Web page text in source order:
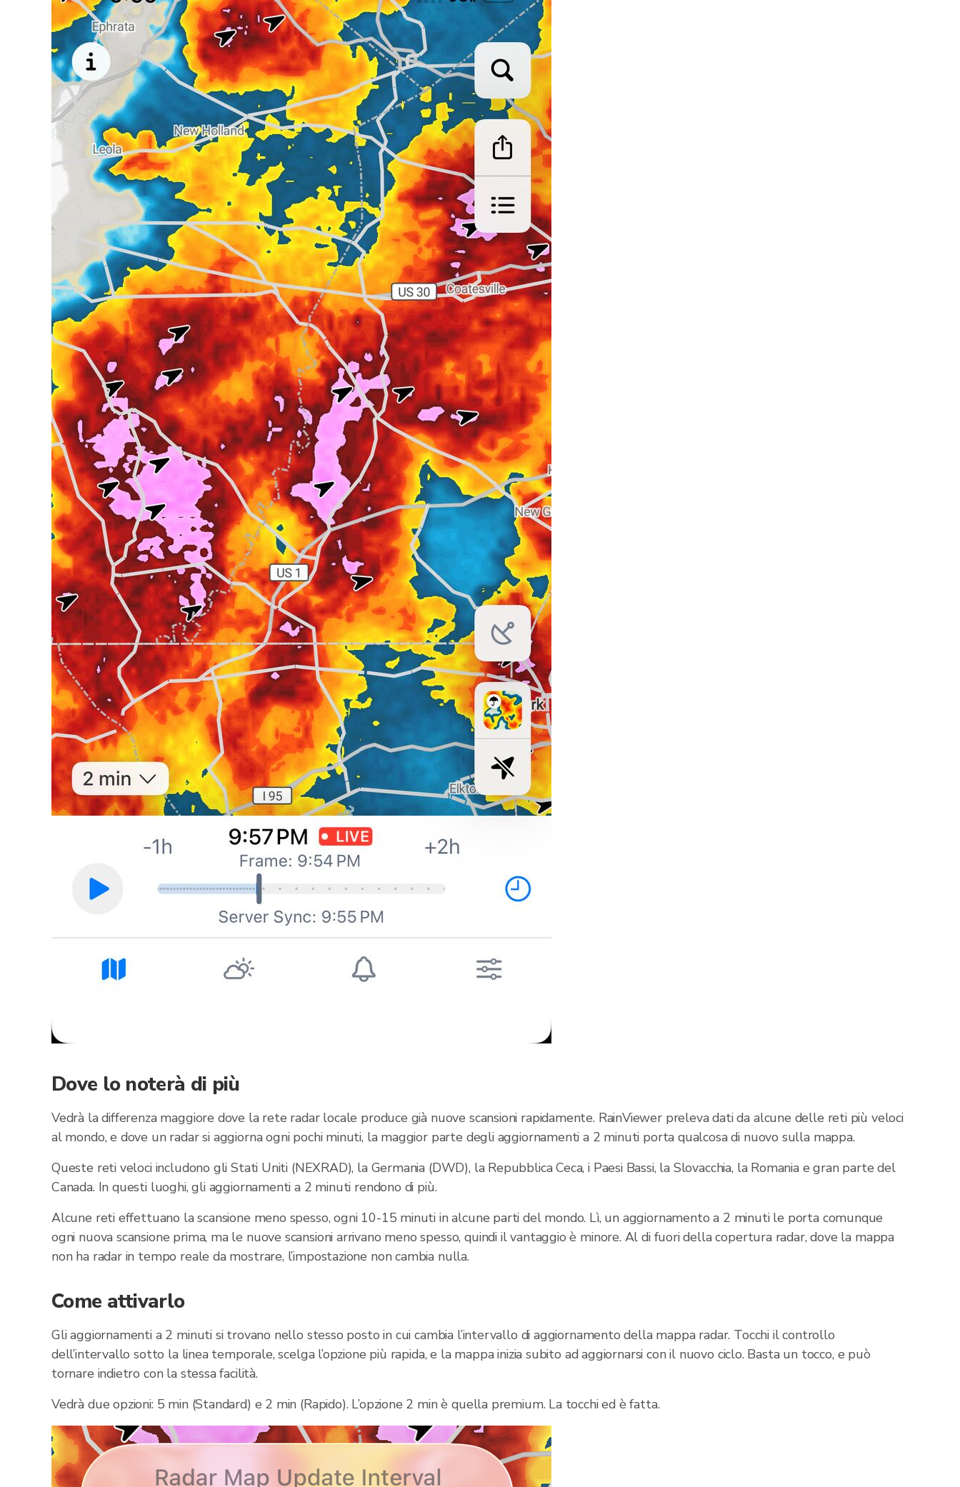
Dove lo noterà di più
Vedrà la differenza maggiore dove la rete radar locale produce già nuove scansioni rapidamente. RainViewer preleva dati da alcune delle reti più veloci
al mondo, e dove un radar si aggiorna ogni pochi minuti, la maggior parte degli aggiornamenti a 2 minuti porta qualcosa di nuovo sulla mappa.
Queste reti veloci includono gli Stati Uniti (NEXRAD), la Germania (DWD), la Repubblica Ceca, i Paesi Bassi, la Slovacchia, la Romania e gran parte del
Canada. In questi luoghi, gli aggiornamenti a 2 minuti rendono di più.
Alcune reti effettuano la scansione meno spesso, ogni 10-15 minuti in alcune parti del mondo. Lì, un aggiornamento a 2 minuti le porta comunque
ogni nuova scansione prima, ma le nuove scansioni arrivano meno spesso, quindi il vantaggio è minore. Al di fuori della copertura radar, dove la mappa
non ha radar in tempo reale da mostrare, l’impostazione non cambia nulla.
Come attivarlo
Gli aggiornamenti a 2 minuti si trovano nello stesso posto in cui cambia l’intervallo di aggiornamento della mappa radar. Tocchi il controllo
dell’intervallo sotto la linea temporale, scelga l’opzione più rapida, e la mappa inizia subito ad aggiornarsi con il nuovo ciclo. Basta un tocco, e può
tornare indietro con la stessa facilità.
Vedrà due opzioni: 5 min (Standard) e 2 min (Rapido). L’opzione 2 min è quella premium. La tocchi ed è fatta.